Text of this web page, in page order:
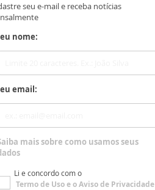
seu e-mail e receba notícias
nome:
email:
mais sobre como usamos seus
Li e concordo com o
Termo de Usoe oAviso de Privacidade